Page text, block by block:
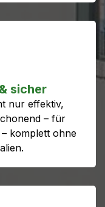
sicher
nur effektiv,
– für
komplett ohne